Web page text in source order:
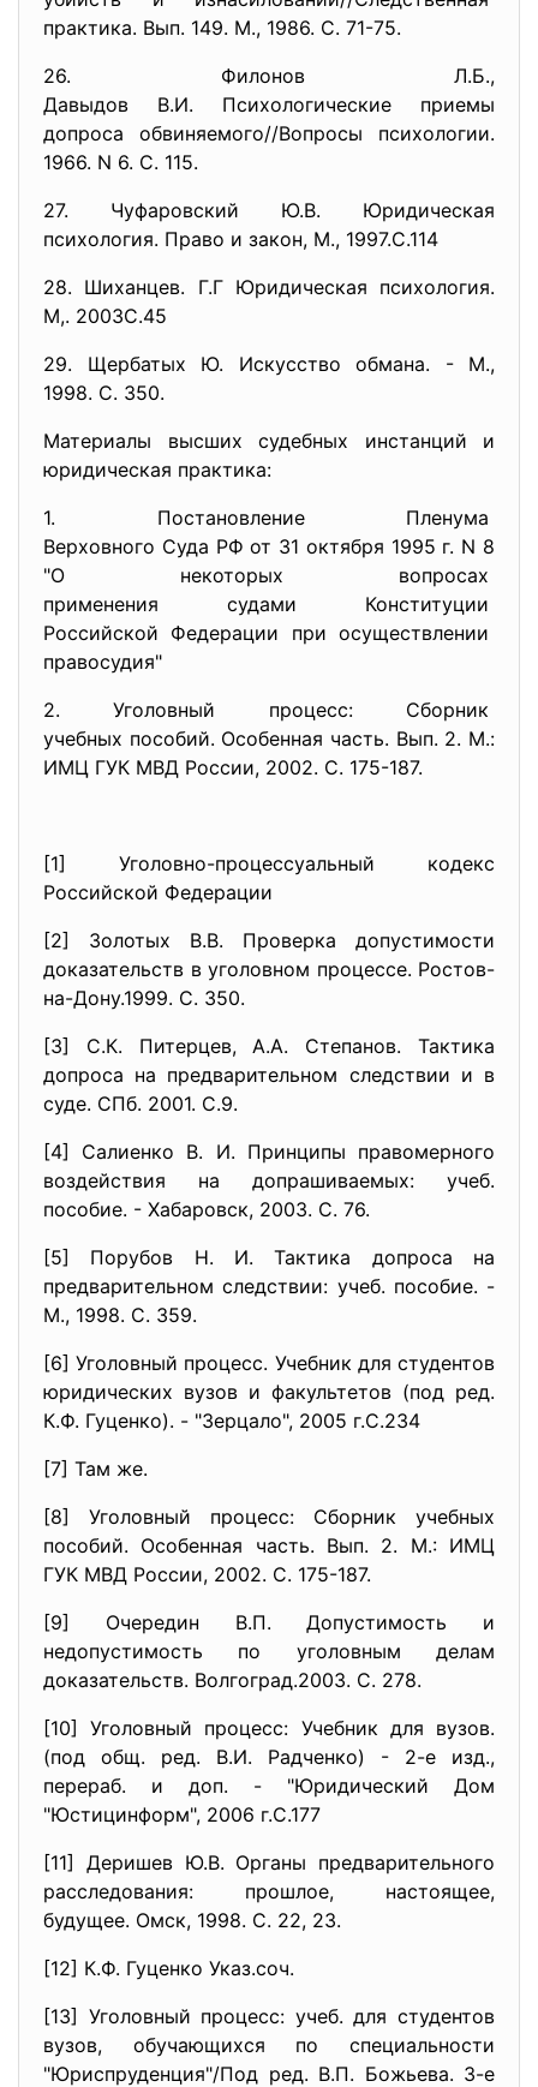
практика. Вып. 149. М., 1986. С. 71-75.
26. Филонов Л.Б.,
Давыдов В.И. Психологические приемы
допроса обвиняемого//Вопросы психологии.
1966. N 6. С. 115.
27. Чуфаровский Ю.В. Юридическая
психология. Право и закон, М., 1997.С.114
28. Шиханцев. Г.Г Юридическая психология.
М,. 2003С.45
29. Щербатых Ю. Искусство обмана. - М.,
1998. С. 350.
Материалы высших судебных инстанций и
юридическая практика:
1. Постановление Пленума
Верховного Суда РФ от 31 октября 1995 г. N 8
"О некоторых вопросах
применения судами Конституции
Российской Федерации при осуществлении
правосудия"
2. Уголовный процесс: Сборник
учебных пособий. Особенная часть. Вып. 2. М.:
ИМЦ ГУК МВД России, 2002. С. 175-187.
[1] Уголовно-процессуальный кодекс
Российской Федерации
[2] Золотых В.В. Проверка допустимости
доказательств в уголовном процессе. Ростов-
на-Дону.1999. С. 350.
[3] С.К. Питерцев, А.А. Степанов. Тактика
допроса на предварительном следствии и в
суде. СПб. 2001. С.9.
[4] Салиенко В. И. Принципы правомерного
воздействия на допрашиваемых: учеб.
пособие. - Хабаровск, 2003. С. 76.
[5] Порубов Н. И. Тактика допроса на
предварительном следствии: учеб. пособие. -
М., 1998. С. 359.
[6] Уголовный процесс. Учебник для студентов
юридических вузов и факультетов (под ред.
К.Ф. Гуценко). - "Зерцало", 2005 г.С.234
[7] Там же.
[8] Уголовный процесс: Сборник учебных
пособий. Особенная часть. Вып. 2. М.: ИМЦ
ГУК МВД России, 2002. С. 175-187.
[9] Очередин В.П. Допустимость и
недопустимость по уголовным делам
доказательств. Волгоград.2003. С. 278.
[10] Уголовный процесс: Учебник для вузов.
(под общ. ред. В.И. Радченко) - 2-е изд.,
перераб. и доп. - "Юридический Дом
"Юстицинформ", 2006 г.С.177
[11] Деришев Ю.В. Органы предварительного
расследования: прошлое, настоящее,
будущее. Омск, 1998. С. 22, 23.
[12] К.Ф. Гуценко Указ.соч.
[13] Уголовный процесс: учеб. для студентов
вузов, обучающихся по специальности
"Юриспруденция"/Под ред. В.П. Божьева. 3-е